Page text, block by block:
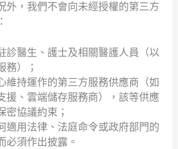
外，我們不會向未經授權的第三方
診醫生、護士及相關醫護人員（以
務）；
維持運作的第三方服務供應商（如
援、雲端儲存服務商），該等供應
密協議約束；
適用法律、法庭命令或政府部門的
必須作出披露。